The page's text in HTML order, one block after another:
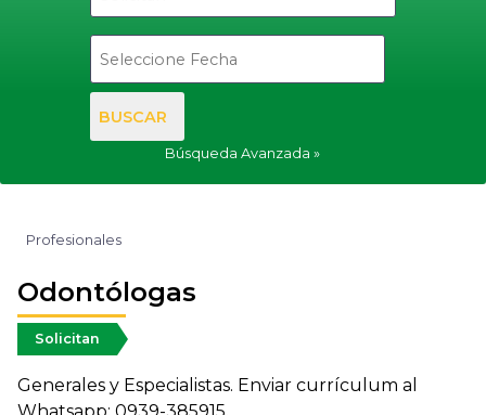
BUSCAR
Búsqueda Avanzada
Profesionales
Odontólogas
Solicitan
Generales y Especialistas. Enviar currículum al